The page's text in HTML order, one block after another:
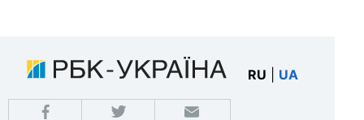
RU UA